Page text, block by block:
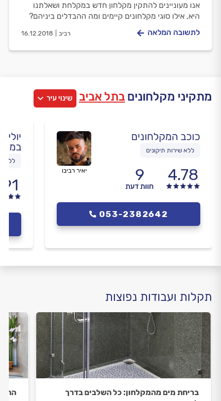
אנו מעוניינים להתקין מקלחון חדש במקלחת ושאלתנו
היא, אילו סוגי מקלחונים קיימים ומה ההבדלים ביניהם?
רביב 16.12.2018 לתשובה המלאה
מתקיני מקלחונים בתל אביב שינוי עיר
כוכב המקלחונים
ללא שירות תיקונים
4.78
9
חוות דעת
יאיר רביבו
053-2382642
יולי
ללא
תקלות ועבודות נפוצות
בריחת מים מהמקלחון: כל השלבים בדרך